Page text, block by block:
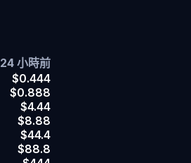
24 小時前
$0.444
$0.888
$4.44
$8.88
$44.4
$88.8